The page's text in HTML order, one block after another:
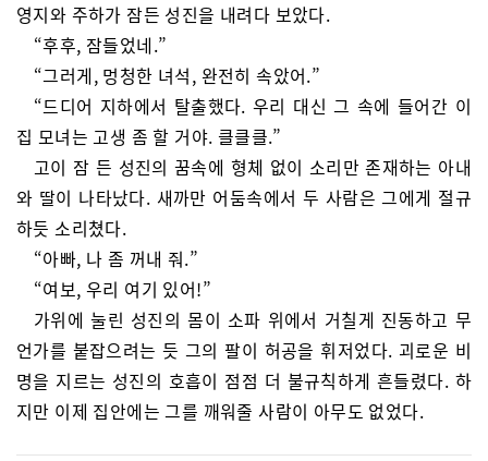
영지와 주하가 잠든 성진을 내려다 보았다.
“후후, 잠들었네.”
“그러게, 멍청한 녀석, 완전히 속았어.”
“드디어 지하에서 탈출했다. 우리 대신 그 속에 들어간 이
집 모녀는 고생 좀 할 거야. 클클클.”
고이 잠 든 성진의 꿈속에 형체 없이 소리만 존재하는 아내
와 딸이 나타났다. 새까만 어둠속에서 두 사람은 그에게 절규
하듯 소리쳤다.
“아빠, 나 좀 꺼내 줘.”
“여보, 우리 여기 있어!”
가위에 눌린 성진의 몸이 소파 위에서 거칠게 진동하고 무
언가를 붙잡으려는 듯 그의 팔이 허공을 휘저었다. 괴로운 비
명을 지르는 성진의 호흡이 점점 더 불규칙하게 흔들렸다. 하
지만 이제 집안에는 그를 깨워줄 사람이 아무도 없었다.